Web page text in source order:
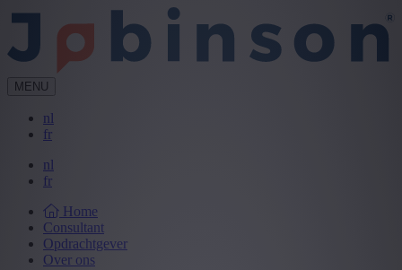
MENU
nl
fr
nl
fr
Home
Consultant
Opdrachtgever
Over ons